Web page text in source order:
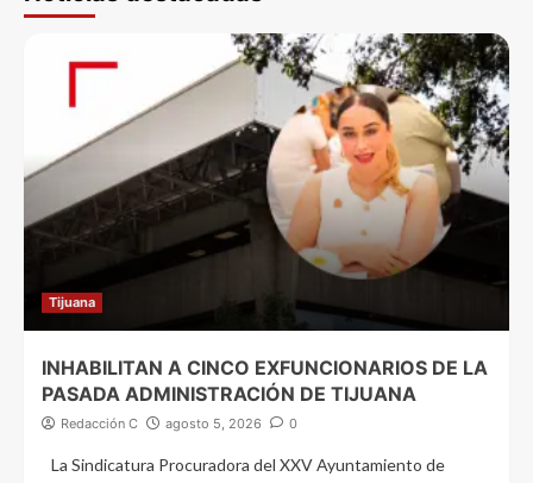
Tijuana
INHABILITAN A CINCO EXFUNCIONARIOS DE LA
PASADA ADMINISTRACIÓN DE TIJUANA
Redacción C agosto 5, 2026 0
La Sindicatura Procuradora del XXV Ayuntamiento de